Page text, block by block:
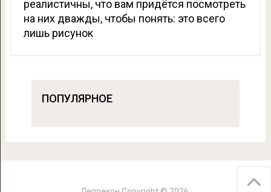
реалистичны, что вам придётся посмотреть
на них дважды, чтобы понять: это всего
лишь рисунок
ПОПУЛЯРНОЕ